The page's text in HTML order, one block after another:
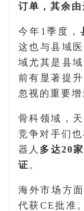
订单，其余
今年 1 季度，
这也与县域
域尤其是县
前有显著提
忽视的重要增
骨科领域，
竞争对手们也
器人 多达20
证 。
海外市场方面
代获CE批准